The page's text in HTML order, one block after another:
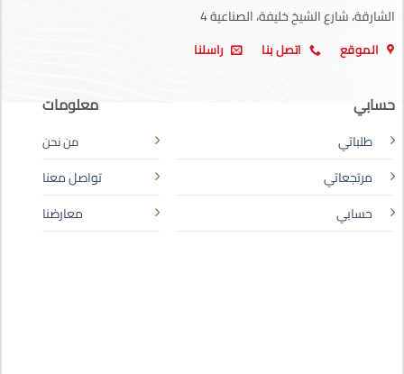
الشارقة، شارع الشيخ خليفة، الصناعية 4
الموقع اتصل بنا راسلنا
حسابي
طلباتي
مرتجعاتي
حسابي
معلومات
من نحن
تواصل معنا
معارضنا